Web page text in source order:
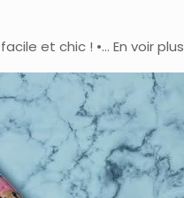
et chic ! •… En voir plus